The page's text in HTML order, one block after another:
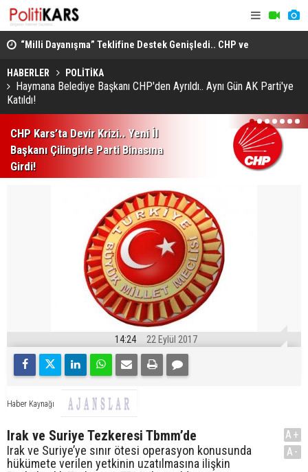
HÜDA PAR da İmzacı Oldu!
AB, Rus Varlıklarından Elde Ettiği 1.4 Milyar Euroyu
Ukrayna’ya Aktarıyor
HABERLER POLİTİKA
Haymana Belediye Başkanı CHP'den Ayrıldı.. Aynı Gün AK Parti'ye
Katıldı!
CHP Kars’ta Devir Krizi.. Yeni İl
Başkanı Çilingirle Parti Binasına
Girdi!
1 2 3 4 5 6 7
14:24 22 Eylül 2017
Haber Kaynağı
Irak ve Suriye Tezkeresi Tbmm’de
Irak ve Suriye’ye sınır ötesi operasyon konusunda
hükümete verilen yetkinin uzatılmasına ilişkin
A+
A-